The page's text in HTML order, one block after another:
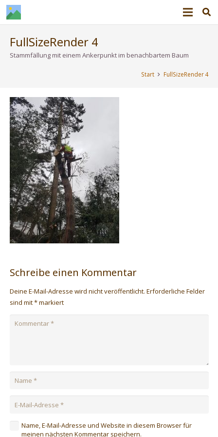
FullSizeRender 4
Stammfällung mit einem Ankerpunkt im benachbartem Baum
Start FullSizeRender 4
Schreibe einen Kommentar
Deine E-Mail-Adresse wird nicht veröffentlicht. Erforderliche Felder
sind mit*markiert
Name, E-Mail-Adresse und Website in diesem Browser für
meinen nächsten Kommentar speichern.